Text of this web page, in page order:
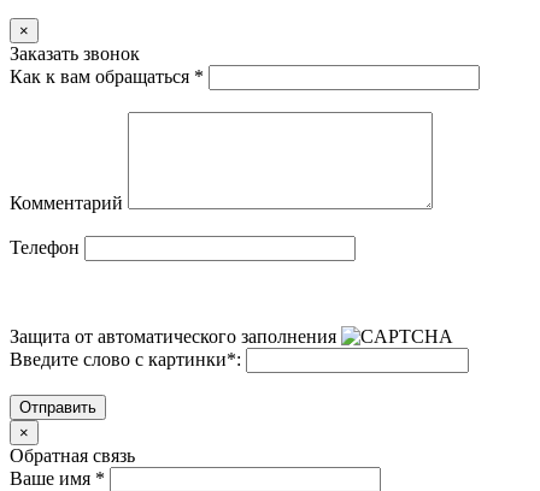
×
Заказать звонок
Как к вам обращаться *
Комментарий
Телефон
Защита от автоматического заполнения
Введите слово с картинки*:
Отправить
×
Обратная связь
Ваше имя *